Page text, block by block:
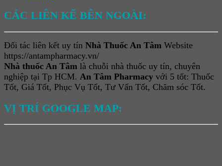
CÁC LIÊN KẾ BÊN NGOÀI:
Đối tác liên kết uy tín Nhà Thuốc An Tâm Website
https://antampharmacy.vn/
Nhà thuốc An Tâm là chuỗi nhà thuốc uy tín, chuyên
nghiệp tại Tp HCM. An Tâm Pharmacy với 5 tốt: Thuốc
Tốt, Giá Tốt, Phục Vụ Tốt, Tư Vấn Tốt, Chăm sóc Tốt.
VỊ TRÍ GOOGLE MAP: